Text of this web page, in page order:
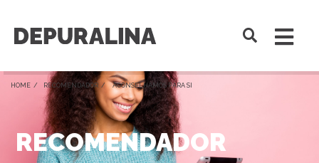
HOME / RECOMENDADOR / ACONSELHAMOS PARA SI
RECOMENDADOR